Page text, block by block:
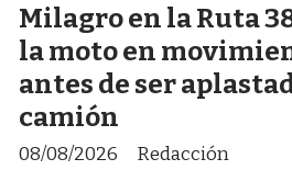
Milagro en la Ruta
la moto en
antes de ser
camión
Redacción
08/08/2026